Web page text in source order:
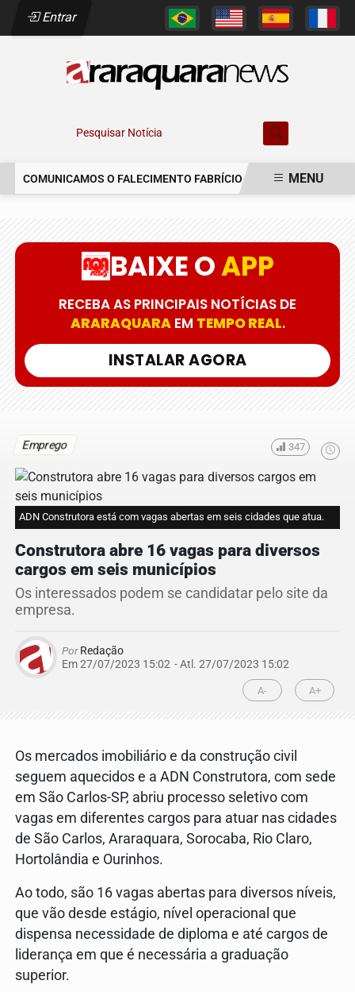
Entrar
Pesquisar Notícia
COMUNICAMOS O FALECIMENTO FABRÍCIO AUGUSTO FERREIRA
MENU
BAIXE OAPP
RECEBA AS PRINCIPAIS NOTÍCIAS DE
ARARAQUARAEM TEMPO REAL.
INSTALAR AGORA
Emprego 347
ADN Construtora está com vagas abertas em seis cidades que atua.
Construtora abre 16 vagas para diversos
cargos em seis municípios
Os interessados podem se candidatar pelo site da
empresa.
PorRedação
Em 27/07/2023 15:02 - Atl. 27/07/2023 15:02
A- A+
Os mercados imobiliário e da construção civil
seguem aquecidos e a ADN Construtora, com sede
em São Carlos-SP, abriu processo seletivo com
vagas em diferentes cargos para atuar nas cidades
de São Carlos, Araraquara, Sorocaba, Rio Claro,
Hortolândia e Ourinhos.
Ao todo, são 16 vagas abertas para diversos níveis,
que vão desde estágio, nível operacional que
dispensa necessidade de diploma e até cargos de
liderança em que é necessária a graduação
superior.